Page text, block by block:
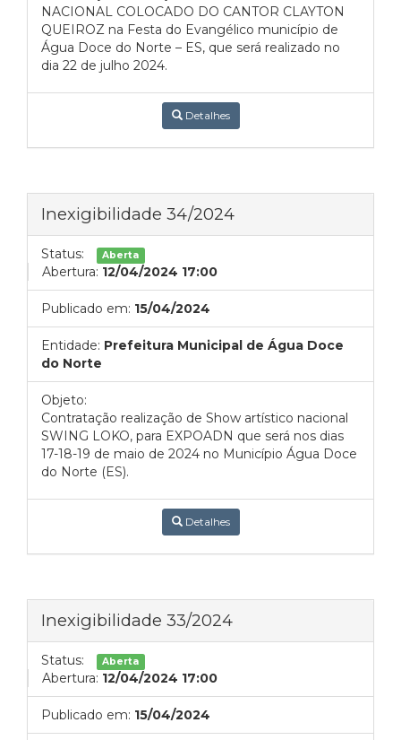
NACIONAL COLOCADO DO CANTOR CLAYTON
QUEIROZ na Festa do Evangélico município de
Água Doce do Norte – ES, que será realizado no
dia 22 de julho 2024.
Detalhes
Inexigibilidade 34/2024
Status: Aberta
Abertura: 12/04/2024 17:00
Publicado em: 15/04/2024
Entidade: Prefeitura Municipal de Água Doce
do Norte
Objeto:
Contratação realização de Show artístico nacional
SWING LOKO, para EXPOADN que será nos dias
17-18-19 de maio de 2024 no Município Água Doce
do Norte (ES).
Detalhes
Inexigibilidade 33/2024
Status: Aberta
Abertura: 12/04/2024 17:00
Publicado em: 15/04/2024